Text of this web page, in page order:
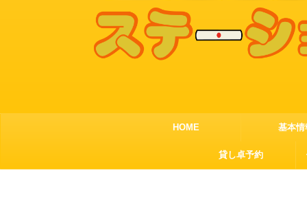
HOME 基本情
貸し卓予約